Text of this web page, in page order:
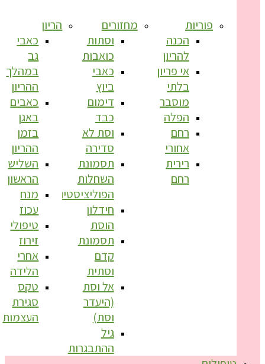
פוריות
הכנה
להריון
אי פריון
בלתי
מוסבר
הפלה
רחם
אחורי
רירית
רחם
מחזורים
וסתות
כואבות
כאבי
ביוץ
דימום
כבד
וסת לא
סדירה
תסמונת
השחלות
הפוליציסטיות
חידלון
הוסת
תסמונת
קדם
וסתית
אל וסת
(היעדר
וסת)
גיל
ההתבגרות
הריון
כאבי
גב
במהלך
ההריון
כאבים
באגן
בזמן
ההריון
השליש
הראשון
מנח
עכוז
טיפולי
זירוז
אחרי
הלידה
טקס
סגירת
העצמות